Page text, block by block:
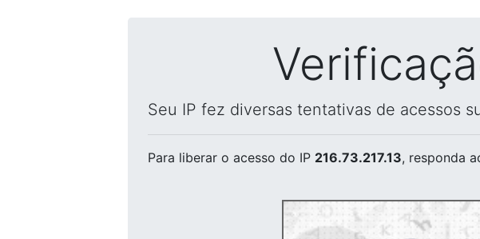
Seu IP fez diversas tentativas de acessos
Para liberar o acesso do IP 216.73.217.13, responda